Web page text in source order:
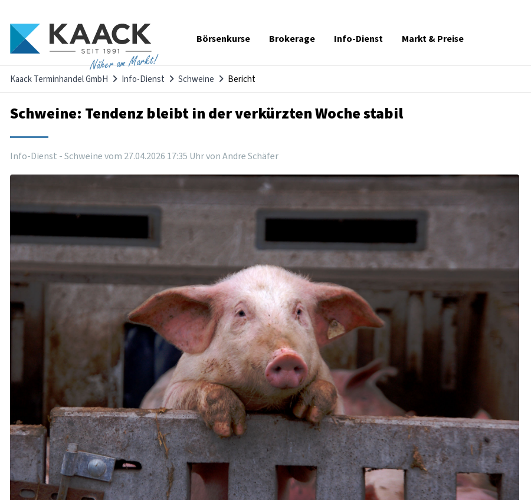
Näher am Markt!
Navigation
Börsenkurse Brokerage Info-Dienst Markt & Preise
Kaack Terminhandel GmbH Info-Dienst Schweine Bericht
Schweine: Tendenz bleibt in der verkürzten Woche stabil
Info-Dienst - Schweine vom 27.04.2026 17:35 Uhrvon Andre Schäfer